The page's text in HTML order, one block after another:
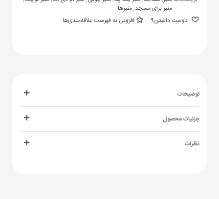
منبر برای مسجد,منبرها
دوست داشتن9 افزودن به فهرست علاقه‌مندی‌ها
توضیحات
جزئیات محصول
نظرات